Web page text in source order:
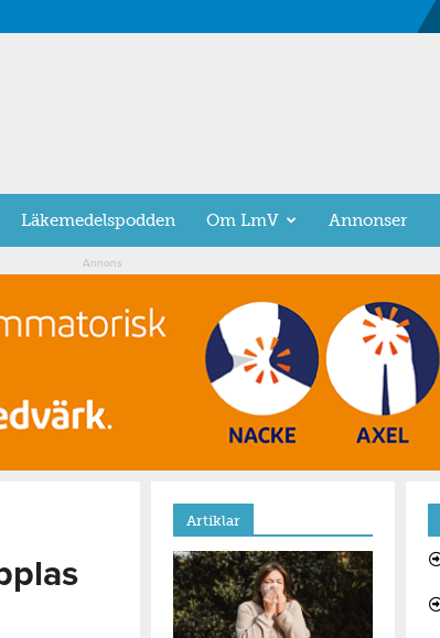
Läkemedelspodden Om LmV Annonser
Annons
Artiklar